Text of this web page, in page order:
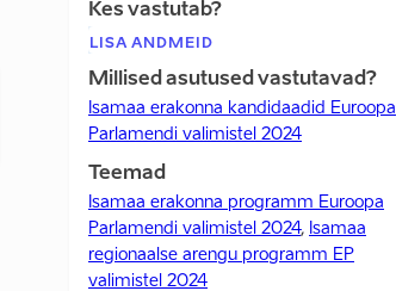
Kes vastutab?
LISA ANDMEID
Millised asutused vastutavad?
Isamaa erakonna kandidaadid Euroopa
Parlamendi valimistel 2024
Teemad
Isamaa erakonna programm Euroopa
Parlamendi valimistel 2024, Isamaa
regionaalse arengu programm EP
valimistel 2024